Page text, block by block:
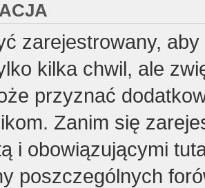
zarejestrowany,
kilka chwil, ale
przyznać
Zanim się
i obowiązującymi
poszczególnych